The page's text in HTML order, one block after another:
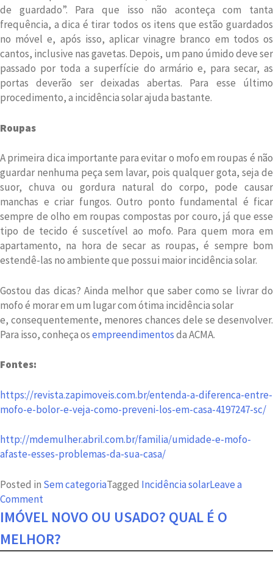
de guardado”. Para que isso não aconteça com tanta
frequência, a dica é tirar todos os itens que estão guardados
no móvel e, após isso, aplicar vinagre branco em todos os
cantos, inclusive nas gavetas. Depois, um pano úmido deve ser
passado por toda a superfície do armário e, para secar, as
portas deverão ser deixadas abertas. Para esse último
procedimento, a incidência solar ajuda bastante.
Roupas
A primeira dica importante para evitar o mofo em roupas é não
guardar nenhuma peça sem lavar, pois qualquer gota, seja de
suor, chuva ou gordura natural do corpo, pode causar
manchas e criar fungos. Outro ponto fundamental é ficar
sempre de olho em roupas compostas por couro, já que esse
tipo de tecido é suscetível ao mofo. Para quem mora em
apartamento, na hora de secar as roupas, é sempre bom
estendê-las no ambiente que possui maior incidência solar.
Gostou das dicas? Ainda melhor que saber como se livrar do
mofo é morar em um lugar com ótima incidência solar
e, consequentemente, menores chances dele se desenvolver.
Para isso, conheça osempreendimentosda ACMA.
Fontes:
https://revista.zapimoveis.com.br/entenda-a-diferenca-entre-
mofo-e-bolor-e-veja-como-preveni-los-em-casa-4197247-sc/
http://mdemulher.abril.com.br/familia/umidade-e-mofo-
afaste-esses-problemas-da-sua-casa/
Posted in Sem categoriaTagged Incidência solarLeave a
Comment
Incidência
sua
IMÓVEL NOVO OU USADO? QUAL É O
MELHOR?